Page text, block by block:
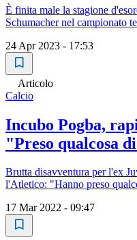
È finita male la stagione
Schumacher nel campionato
24 Apr 2023 - 17:53
Articolo
Calcio
Incubo Pogba,
"Preso qualcosa
Brutta disavventura per l'ex
l'Atletico: "Hanno preso
17 Mar 2022 - 09:47